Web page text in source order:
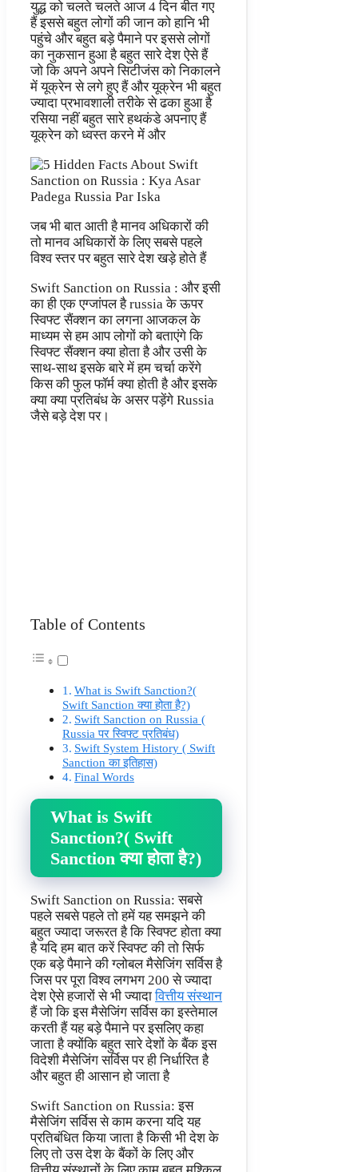
युद्ध को चलते चलते आज 4 दिन बीत गए
हैं इससे बहुत लोगों की जान को हानि भी
पहुंचे और बहुत बड़े पैमाने पर इससे लोगों
का नुकसान हुआ है बहुत सारे देश ऐसे हैं
जो कि अपने अपने सिटीजंस को निकालने
में यूक्रेन से लगे हुए हैं और यूक्रेन भी बहुत
ज्यादा प्रभावशाली तरीके से ढका हुआ है
रसिया नहीं बहुत सारे हथकंडे अपनाए हैं
यूक्रेन को ध्वस्त करने में और
जब भी बात आती है मानव अधिकारों की
तो मानव अधिकारों के लिए सबसे पहले
विश्व स्तर पर बहुत सारे देश खड़े होते हैं
Swift Sanction on Russia : और इसी
का ही एक एग्जांपल है russia के ऊपर
स्विफ्ट सैंक्शन का लगना आजकल के
माध्यम से हम आप लोगों को बताएंगे कि
स्विफ्ट सैंक्शन क्या होता है और उसी के
साथ-साथ इसके बारे में हम चर्चा करेंगे
किस की फुल फॉर्म क्या होती है और इसके
क्या क्या प्रतिबंध के असर पड़ेंगे Russia
जैसे बड़े देश पर।
Table of Contents
What is Swift Sanction?(
Swift Sanction क्या होता है?)
Swift Sanction on Russia (
Russia पर स्विफ्ट प्रतिबंध)
Swift System History ( Swift
Sanction का इतिहास)
Final Words
What is Swift
Sanction?( Swift
Sanction क्या होता है?)
Swift Sanction on Russia: सबसे
पहले सबसे पहले तो हमें यह समझने की
बहुत ज्यादा जरूरत है कि स्विफ्ट होता क्या
है यदि हम बात करें स्विफ्ट की तो सिर्फ
एक बड़े पैमाने की ग्लोबल मैसेजिंग सर्विस है
जिस पर पूरा विश्व लगभग 200 से ज्यादा
देश ऐसे हजारों से भी ज्यादावित्तीय संस्थान
हैं जो कि इस मैसेजिंग सर्विस का इस्तेमाल
करती हैं यह बड़े पैमाने पर इसलिए कहा
जाता है क्योंकि बहुत सारे देशों के बैंक इस
विदेशी मैसेजिंग सर्विस पर ही निर्धारित है
और बहुत ही आसान हो जाता है
Swift Sanction on Russia: इस
मैसेजिंग सर्विस से काम करना यदि यह
प्रतिबंधित किया जाता है किसी भी देश के
लिए तो उस देश के बैंकों के लिए और